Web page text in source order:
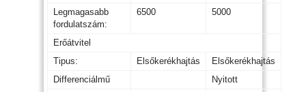
Legmagasabb
fordulatszám:
6500 5000
Erőátvitel
Tipus:
Elsőkerékhajtás
Elsőkerékhajtás
Differenciálmű
Nyitott